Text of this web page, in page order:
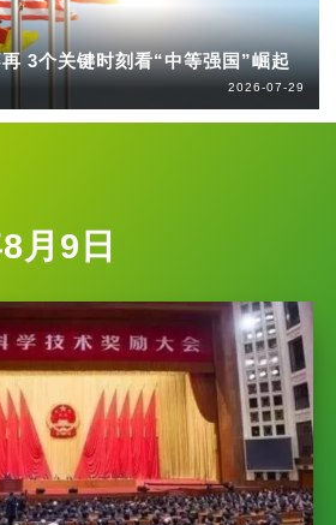
3个关键时刻看“中等强国”崛起
2026-07-29
月9日